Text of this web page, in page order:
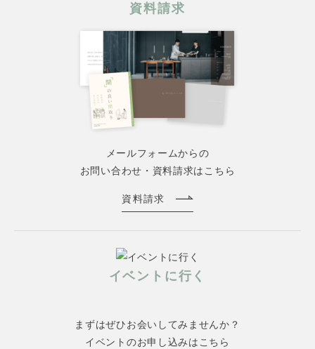
資料請求
メールフォームからの
お問い合わせ・資料請求はこちら
資料請求
イベントに行く
まずはぜひお会いしてみませんか？
イベントのお申し込みはこちら